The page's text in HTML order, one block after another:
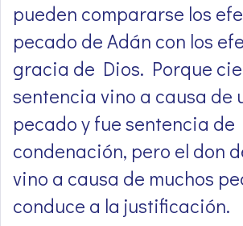
pueden compararse los
pecado de Adán con los
gracia de Dios. Porque
sentencia vino a causa de
pecado y fue sentencia de
condenación, pero el don
vino a causa de muchos
conduce a la justificación.